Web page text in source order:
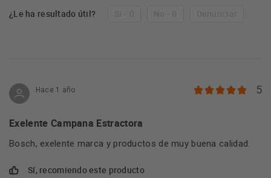
¿Le ha resultado útil?
Hace 1 año 5
Exelente Campana Estractora
Bosch, exelente marca y productos de muy buena calidad.
Sí, recomiendo este producto